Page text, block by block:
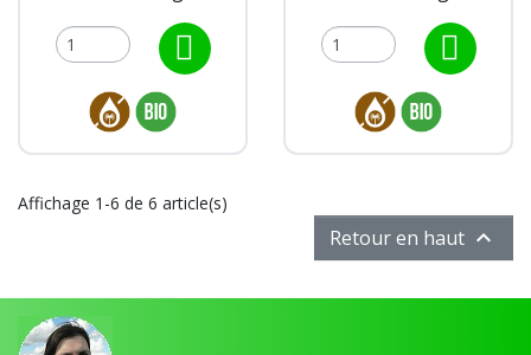
Affichage 1-6 de 6 article(s)
Retour en haut 